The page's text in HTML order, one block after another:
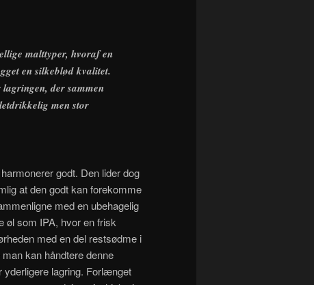
malttyper, hvoraf en
en silkeblød kvalitet.
der sammen
men stor
godt. Den lider dog
at den godt kan forekomme
med en ubehagelig
øl som IPA, hvor en frisk
med en del restsødme i
kan håndtere denne
yderligere lagring. Forlænget